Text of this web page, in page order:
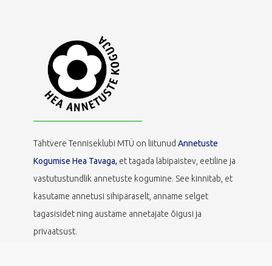
Tähtvere Tenniseklubi MTÜ on liitunud Annetuste
Kogumise Hea Tavaga, et tagada läbipaistev, eetiline ja
vastutustundlik annetuste kogumine. See kinnitab, et
kasutame annetusi sihipäraselt, anname selget
tagasisidet ning austame annetajate õigusi ja
privaatsust.